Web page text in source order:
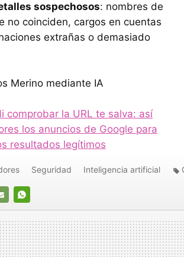
sospechosos: nombres de
no coinciden, cargos en cuentas
extrañas o demasiado
Merino mediante IA
comprobar la URL te salva: así
los anuncios de Google para
resultados legítimos
WHATSAPP
Seguridad Inteligencia artificial